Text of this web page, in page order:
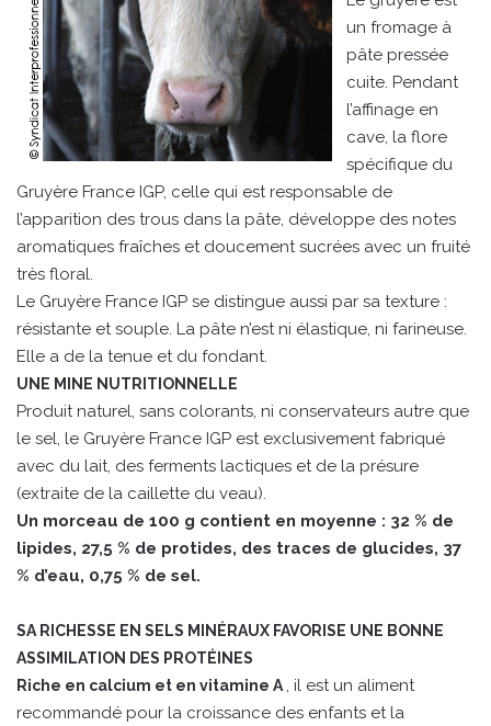
un fromage à
pâte pressée
cuite. Pendant
l’affinage en
cave, la flore
spécifique du
Gruyère France IGP, celle qui est responsable de
l’apparition des trous dans la pâte, développe des notes
aromatiques fraîches et doucement sucrées avec un fruité
très floral.
Le Gruyère France IGP se distingue aussi par sa texture :
résistante et souple. La pâte n’est ni élastique, ni farineuse.
Elle a de la tenue et du fondant.
UNE MINE NUTRITIONNELLE
Produit naturel, sans colorants, ni conservateurs autre que
le sel, le Gruyère France IGP est exclusivement fabriqué
avec du lait, des ferments lactiques et de la présure
(extraite de la caillette du veau).
Un morceau de 100 g contient en moyenne : 32 % de
lipides, 27,5 % de protides, des traces de glucides, 37
% d’eau, 0,75 % de sel.
SA RICHESSE EN SELS MINÉRAUX FAVORISE UNE BONNE
ASSIMILATION DES PROTÉINES
Riche en calcium et en vitamine A , il est un aliment
recommandé pour la croissance des enfants et la